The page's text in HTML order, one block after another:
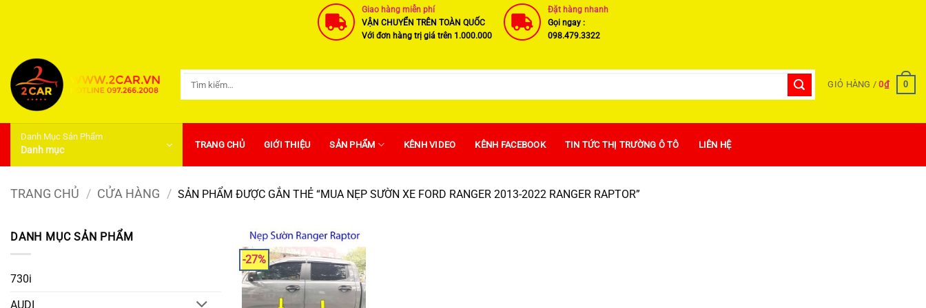
dung
Giao hàng miễn phí
VẬN CHUYỂN TRÊN TOÀN QUỐC
Với đơn hàng trị giá trên 1.000.000
Đặt hàng nhanh
Gọi ngay :
098.479.3322
GIỎ HÀNG /0₫ 0
Danh Mục Sản Phẩm
Danh mục TRANG CHỦ GIỚI THIỆU SẢN PHẨM KÊNH VIDEO KÊNH FACEBOOK TIN TỨC THỊ TRƯỜNG Ô TÔ LIÊN HỆ
TRANG CHỦ / CỬA HÀNG / SẢN PHẨM ĐƯỢC GẮN THẺ “MUA NẸP SƯỜN XE FORD RANGER 2013-2022 RANGER RAPTOR”
DANH MỤC SẢN PHẨM
730i
AUDI
-27%